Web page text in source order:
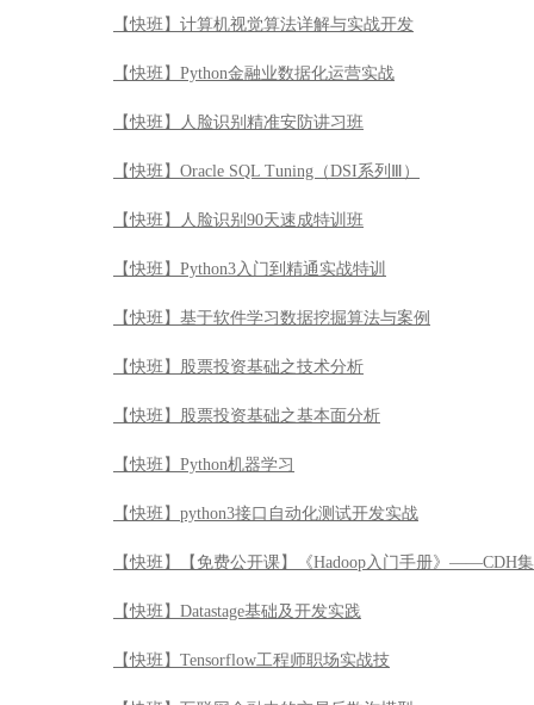
【快班】Python3入门到精通实战特训
【快班】基于软件学习数据挖掘算法与案例
【快班】股票投资基础之技术分析
【快班】股票投资基础之基本面分析
【快班】Python机器学习
【快班】python3接口自动化测试开发实战
【快班】【免费公开课】《Hadoop入门手册》——CDH
【快班】Datastage基础及开发实践
【快班】Tensorflow工程师职场实战技
【快班】互联网金融中的交易反欺诈模型
【快班】机器学习及其matlab实现—从基础到实践
【快班】OpenAI强化学习实战
【快班】Node.js项目实战：从编写代码到服务器部署
【快班】Java Web开发精讲